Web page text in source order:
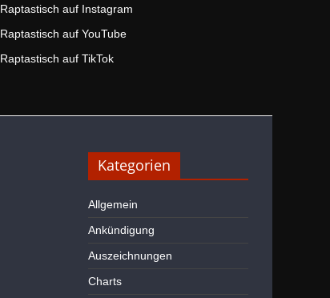
Raptastisch auf Instagram
Raptastisch auf YouTube
Raptastisch auf TikTok
Kategorien
Allgemein
Ankündigung
Auszeichnungen
Charts